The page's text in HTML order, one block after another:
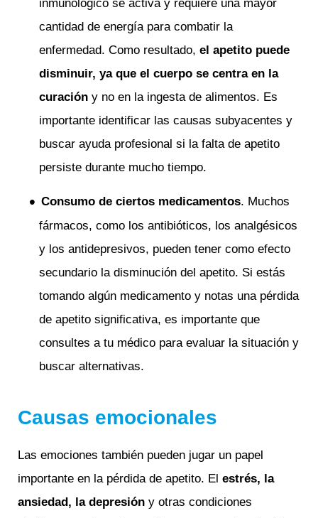
inmunológico se activa y requiere una mayor
cantidad de energía para combatir la
enfermedad. Como resultado, el apetito puede
disminuir, ya que el cuerpo se centra en la
curación y no en la ingesta de alimentos. Es
importante identificar las causas subyacentes y
buscar ayuda profesional si la falta de apetito
persiste durante mucho tiempo.
Consumo de ciertos medicamentos. Muchos
fármacos, como los antibióticos, los analgésicos
y los antidepresivos, pueden tener como efecto
secundario la disminución del apetito. Si estás
tomando algún medicamento y notas una pérdida
de apetito significativa, es importante que
consultes a tu médico para evaluar la situación y
buscar alternativas.
Causas emocionales
Las emociones también pueden jugar un papel
importante en la pérdida de apetito. El estrés, la
ansiedad, la depresión y otras condiciones